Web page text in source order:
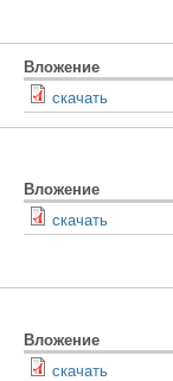
Вложение
скачать
Вложение
скачать
Вложение
скачать